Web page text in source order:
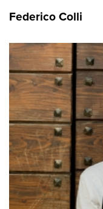
Federico Colli